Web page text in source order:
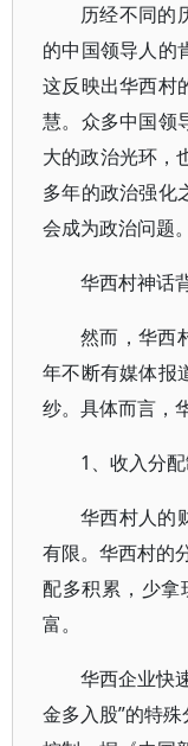
历经不同的
的中国领导人的
这反映出华西村
慧。众多中国领
大的政治光环，
多年的政治强化
会成为政治问题。
华西村神话
然而，华西
年不断有媒体报
纱。具体而言，
1、收入分
华西村人的
有限。华西村的
配多积累，少拿
富。
华西企业快
金多入股”的特